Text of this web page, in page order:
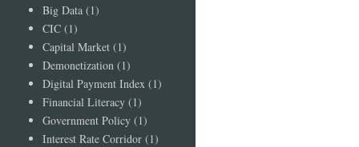
Big Data (1)
CIC (1)
Capital Market (1)
Demonetization (1)
Digital Payment Index (1)
Financial Literacy (1)
Government Policy (1)
Interest Rate Corridor (1)